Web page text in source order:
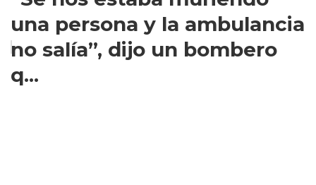
una persona y la ambulancia
no salía”, dijo un bombero
q...